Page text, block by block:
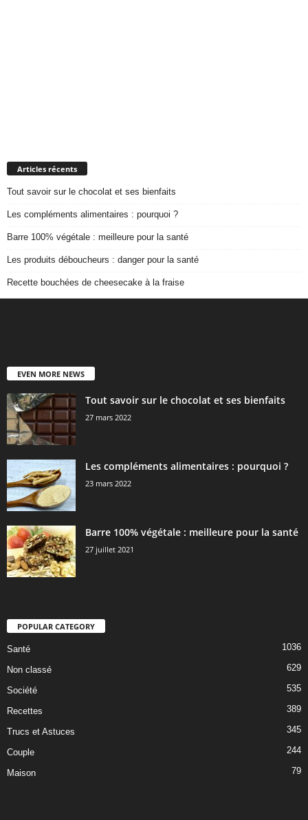
Articles récents
Tout savoir sur le chocolat et ses bienfaits
Les compléments alimentaires : pourquoi ?
Barre 100% végétale : meilleure pour la santé
Les produits déboucheurs : danger pour la santé
Recette bouchées de cheesecake à la fraise
EVEN MORE NEWS
Tout savoir sur le chocolat et ses bienfaits
27 mars 2022
Les compléments alimentaires : pourquoi ?
23 mars 2022
Barre 100% végétale : meilleure pour la santé
27 juillet 2021
POPULAR CATEGORY
Santé 1036
Non classé 629
Société 535
Recettes 389
Trucs et Astuces 345
Couple 244
Maison 79